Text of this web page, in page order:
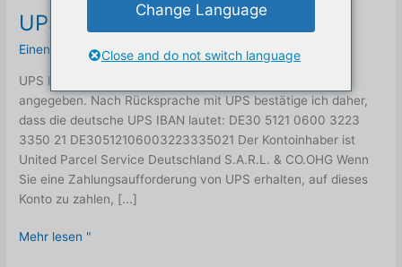
UPS German Kundennummer
Einen Kommentar hinterlassen / Uncategorized
UPS hat seine Kontonummer nicht auf den Rechnungen
angegeben. Nach Rücksprache mit UPS bestätige ich daher,
dass die deutsche UPS IBAN lautet: DE30 5121 0600 3223
3350 21 DE30512106003223335021 Der Kontoinhaber ist
United Parcel Service Deutschland S.A.R.L. & CO.OHG Wenn
Sie eine Zahlungsaufforderung von UPS erhalten, auf dieses
Konto zu zahlen, [...]
UPS
Mehr lesen "
Change Language
Close and do not switch language